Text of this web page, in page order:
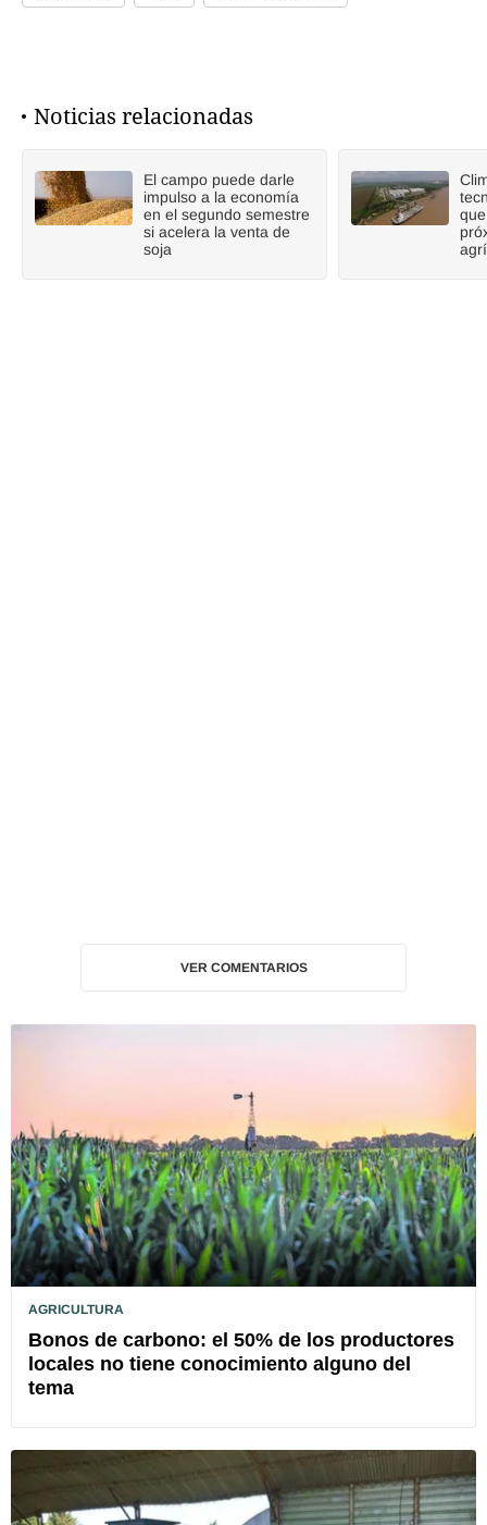
Noticias relacionadas
El campo puede darle
impulso a la economía
en el segundo semestre
si acelera la venta de
soja
VER COMENTARIOS
AGRICULTURA
Bonos de carbono: el 50% de los productores
locales no tiene conocimiento alguno del
tema